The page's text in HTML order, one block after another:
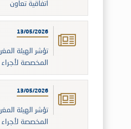
اتفاقية تعاون
13/05/2026
المخصصة
13/05/2026
المخصصة